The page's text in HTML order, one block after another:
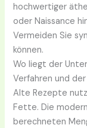
hochwertiger
oder Naissance
Vermeiden Sie
können.
Wo liegt der
Verfahren und
Alte Rezepte
Fette. Die
berechneten